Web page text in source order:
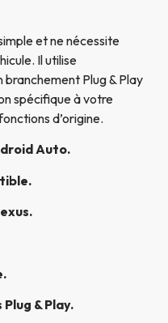
et ne nécessite
Il utilise
branchement Plug & Play
spécifique à votre
d’origine.
Auto.
.
& Play.